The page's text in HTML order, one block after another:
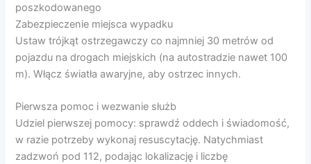
poszkodowanego
Zabezpieczenie miejsca wypadku
Ustaw trójkąt ostrzegawczy co najmniej 30 metrów od
pojazdu na drogach miejskich (na autostradzie nawet 100
m). Włącz światła awaryjne, aby ostrzec innych.
Pierwsza pomoc i wezwanie służb
Udziel pierwszej pomocy: sprawdź oddech i świadomość,
w razie potrzeby wykonaj resuscytację. Natychmiast
zadzwoń pod 112, podając lokalizację i liczbę